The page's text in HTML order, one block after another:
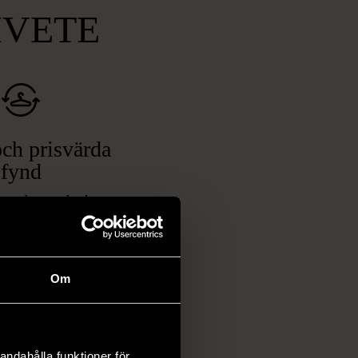
Om
prisvärda
fynd
ett brett utbud av
kläder och möbler
elektronik i våra
föremål som
vanliga butiker.